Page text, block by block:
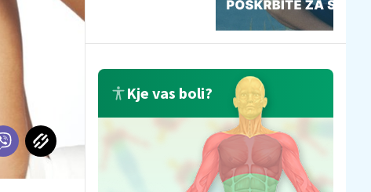
Kje vas boli?